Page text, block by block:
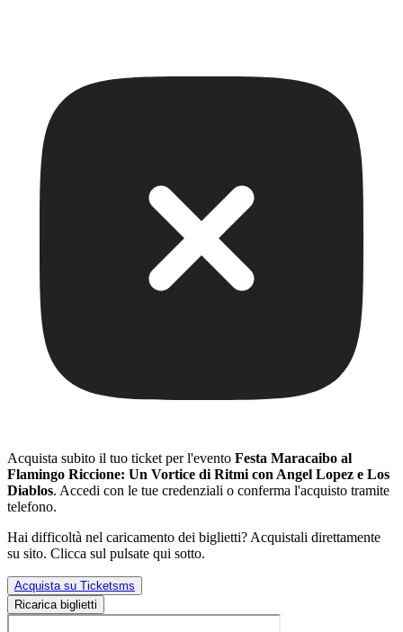
Acquista subito il tuo ticket per l'evento Festa Maracaibo al
Flamingo Riccione: Un Vortice di Ritmi con Angel Lopez e Los
Diablos. Accedi con le tue credenziali o conferma l'acquisto tramite
telefono.
Hai difficoltà nel caricamento dei biglietti? Acquistali direttamente
su sito. Clicca sul pulsate qui sotto.
Acquista su Ticketsms
Ricarica biglietti